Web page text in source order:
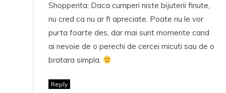
Shopperita: Daca cumperi niste bijuterii finute,
nu cred ca nu ar fi apreciate. Poate nu le vor
purta foarte des, dar mai sunt momente cand
ai nevoie de o perechi de cercei micuti sau de o
bratara simpla.
Reply